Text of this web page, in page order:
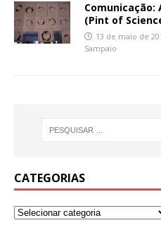
Comunicação:
(Pint of
13 de maio de
Sampaio
CATEGORIAS